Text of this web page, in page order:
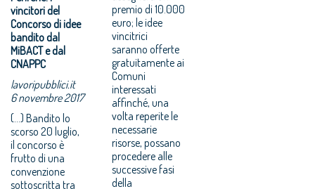
vincitori del
Concorso di idee
bandito dal
MiBACT e dal
CNAPPC
lavoripubblici.it
6 novembre 2017
(...) Bandito lo
scorso 20 luglio,
il concorso è
frutto di una
convenzione
sottoscritta tra
premio di 10.000
euro; le idee
vincitrici
saranno offerte
gratuitamente ai
Comuni
interessati
affinché, una
volta reperite le
necessarie
risorse, possano
procedere alle
successive fasi
della